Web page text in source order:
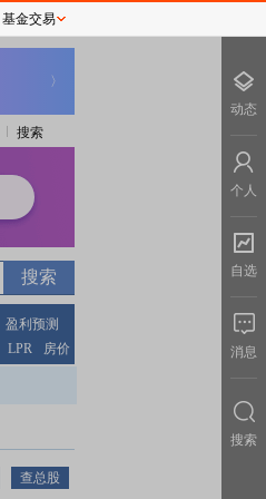
搜索
盈利预测
LPR 房价
基金交易
动态
个人
自选
消息
搜索